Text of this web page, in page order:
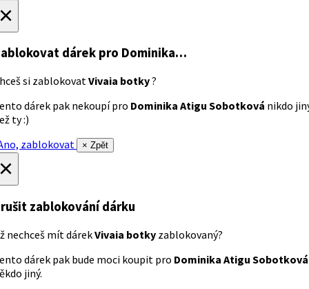
dárek pro Dominika…
si zablokovatVivaia botky?
dárek pak nekoupí pro Dominika Atigu Sobotková nikdo
ty :)
zablokovat
× Zpět
zablokování dárku
nechceš mít dárekVivaia botky zablokovaný?
dárek pak bude moci koupit pro Dominika Atigu Sobotková
jiný.